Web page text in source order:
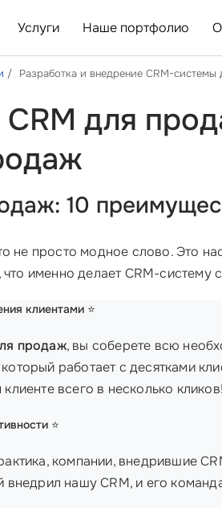
Услуги Наше портфолио
Разработка и внедрение CRM-
для
10
не просто модное слово. Это
именно делает CRM-систему
клиентами ⭐
продаж, вы соберете всю
работает с десятками
всего в несколько кликов!
⭐
компании, внедрившие
внедрил нашу CRM, и его